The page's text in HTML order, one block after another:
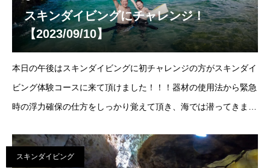
スキンダイビングにチャレンジ！
【2023/09/10】
本日の午後はスキンダイビングに初チャレンジの方がスキンダイ
ビング体験コースに来て頂けました！！！器材の使用法から緊急
時の浮力確保の仕方をしっかり覚えて頂き、海では潜ってきまし
田岬を予
スキンダイビング